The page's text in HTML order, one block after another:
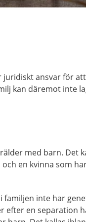
juridiskt ansvar för
kan däremot inte
med barn. Det
en kvinna som
familjen inte har
efter en separation